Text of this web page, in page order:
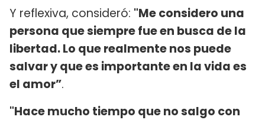
Y reflexiva, consideró: "Me considero una
persona que siempre fue en busca de la
libertad. Lo que realmente nos puede
salvar y que es importante en la vida es
el amor”.
"Hace mucho tiempo que no salgo con